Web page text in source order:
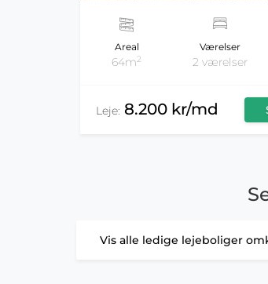
Areal
64m2
Værelser
2 værelser
Leje: 8.200 kr/md
Vis alle ledige lejeboliger